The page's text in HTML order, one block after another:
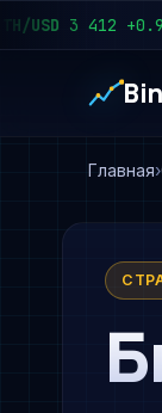
3 412 +0.9%
Главная